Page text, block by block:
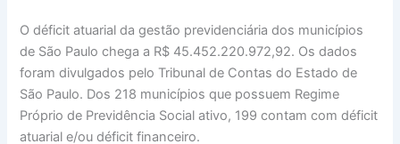
O déficit atuarial da gestão previdenciária dos municípios
de São Paulo chega a R$ 45.452.220.972,92. Os dados
foram divulgados pelo Tribunal de Contas do Estado de
São Paulo. Dos 218 municípios que possuem Regime
Próprio de Previdência Social ativo, 199 contam com déficit
atuarial e/ou déficit financeiro.